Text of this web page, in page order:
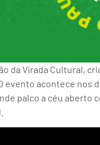
da Virada Cultural,
evento acontece nos
palco a céu aberto